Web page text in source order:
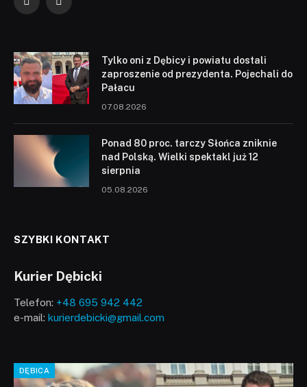
FacebookYouTube
Tylko oni z Dębicy i powiatu dostali
zaproszenie od prezydenta. Pojechali do
Pałacu
07.08.2026
Ponad 80 proc. tarczy Słońca zniknie
nad Polską. Wielki spektakl już 12
sierpnia
05.08.2026
SZYBKI KONTAKT
Kurier Dębicki
Telefon: +48 695 942 442
e-mail: kurierdebicki@gmail.com
DĘBICA